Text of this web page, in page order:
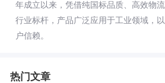
年成立以来，凭借纯国标品质、高效物
行业标杆，产品广泛应用于工业领域，
户信赖。
热门文章